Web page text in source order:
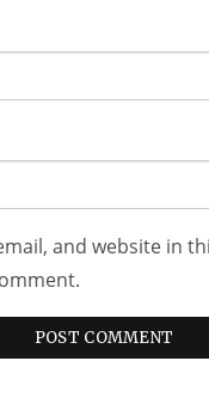
and website in